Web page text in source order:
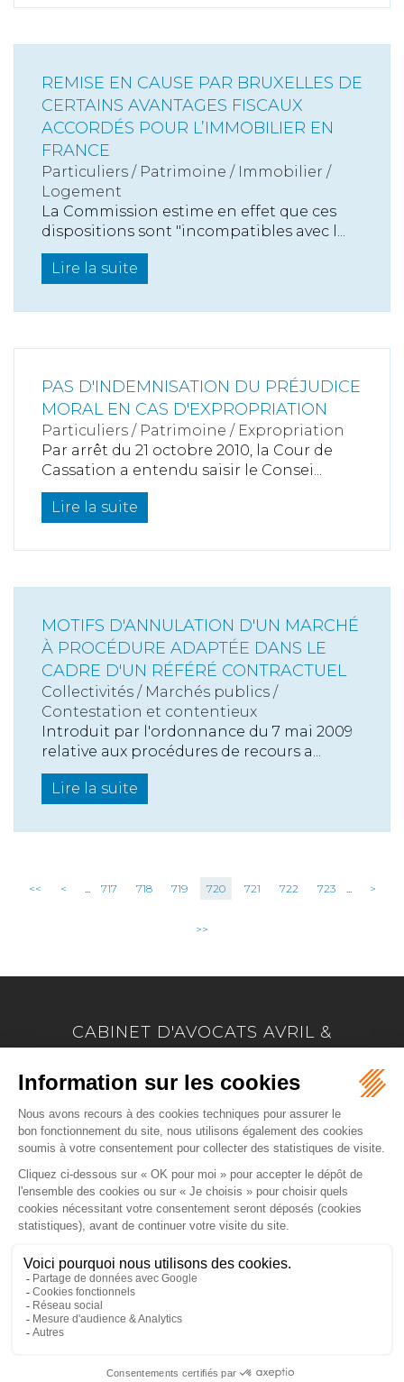
REMISE EN CAUSE PAR BRUXELLES DE
CERTAINS AVANTAGES FISCAUX
ACCORDÉS POUR L’IMMOBILIER EN
FRANCE
Particuliers / Patrimoine / Immobilier /
Logement
La Commission estime en effet que ces
dispositions sont "incompatibles avec l...
Lire la suite
PAS D'INDEMNISATION DU PRÉJUDICE
MORAL EN CAS D'EXPROPRIATION
Particuliers / Patrimoine / Expropriation
Par arrêt du 21 octobre 2010, la Cour de
Cassation a entendu saisir le Consei...
Lire la suite
MOTIFS D'ANNULATION D'UN MARCHÉ
À PROCÉDURE ADAPTÉE DANS LE
CADRE D'UN RÉFÉRÉ CONTRACTUEL
Collectivités / Marchés publics /
Contestation et contentieux
Introduit par l'ordonnance du 7 mai 2009
relative aux procédures de recours a...
Lire la suite
<< < ... 717 718 719 720 721 722 723 ... >
>>
CABINET D'AVOCATS AVRIL &
22042 SAINT BRIEUC
Tél :
02 96 33 60 24 Fax : 02 96 33 74 66
NOUS LOCALISER
ACCUEIL PRÉSENTATION